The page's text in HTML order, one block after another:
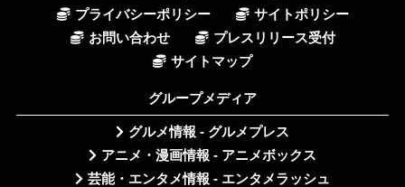
プライバシーポリシー
サイトポリシー
お問い合わせ
プレスリリース受付
サイトマップ
グループメディア
グルメ情報 - グルメプレス
アニメ・漫画情報 - アニメボックス
芸能・エンタメ情報 - エンタメラッシュ